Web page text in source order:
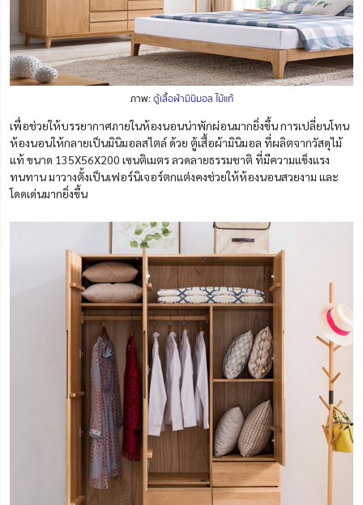
ภาพ:ตู้เสื้อผ้ามินิมอล ไม้แท้
เพื่อช่วยให้บรรยากาศภายในห้องนอนน่าพักผ่อนมากยิ่งขึ้น การเปลี่ยนโทน
ห้องนอนให้กลายเป็นมินิมอลสไตล์ ด้วย ตู้เสื้อผ้ามินิมอล ที่ผลิตจากวัสดุไม้
แท้ ขนาด 135X56X200 เซนติเมตร ลวดลายธรรมชาติ ที่มีความแข็งแรง
ทนทาน มาวางตั้งเป็นเฟอร์นิเจอร์ตกแต่งคงช่วยให้ห้องนอนสวยงาม และ
โดดเด่นมากยิ่งขึ้น